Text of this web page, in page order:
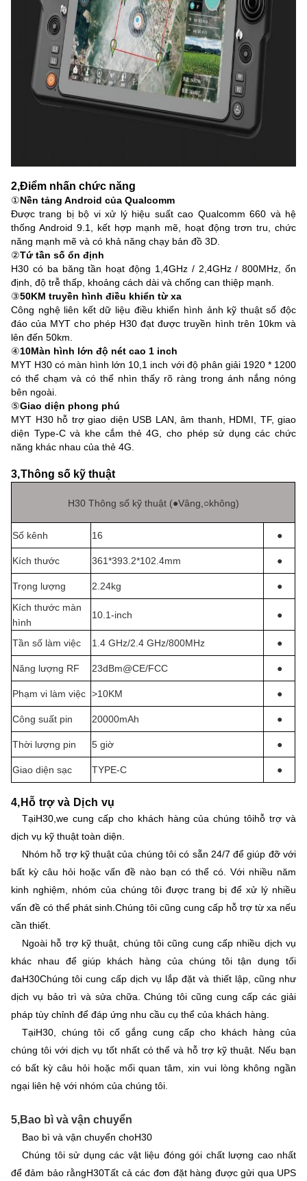
2,Điểm nhấn chức năng
①Nền tảng Android của Qualcomm
Được trang bị bộ vi xử lý hiệu suất cao Qualcomm 660 và hệ
thống Android 9.1, kết hợp mạnh mẽ, hoạt động trơn tru, chức
năng mạnh mẽ và có khả năng chạy bản đồ 3D.
②Tứ tần số ổn định
H30 có ba băng tần hoạt động 1,4GHz / 2,4GHz / 800MHz, ổn
định, độ trễ thấp, khoảng cách dài và chống can thiệp mạnh.
③50KM truyền hình điều khiển từ xa
Công nghệ liên kết dữ liệu điều khiển hình ảnh kỹ thuật số độc
đáo của MYT cho phép H30 đạt được truyền hình trên 10km và
lên đến 50km.
④10Màn hình lớn độ nét cao 1 inch
MYT H30 có màn hình lớn 10,1 inch với độ phân giải 1920 * 1200
có thể chạm và có thể nhìn thấy rõ ràng trong ánh nắng nóng
bên ngoài.
⑤Giao diện phong phú
MYT H30 hỗ trợ giao diện USB LAN, âm thanh, HDMI, TF, giao
diện Type-C và khe cắm thẻ 4G, cho phép sử dụng các chức
năng khác nhau của thẻ 4G.
3,Thông số kỹ thuật
H30 Thông số kỹ thuật (●Vâng, ○không)
Số kênh 16 ●
Kích thước 361*393.2*102.4mm ●
Trọng lượng 2.24kg
●
Kích thước màn
hình
10.1-inch ●
Tần số làm việc 1.4 GHz/2.4 GHz/800MHz ●
Năng lượng RF 23dBm@CE/FCC ●
Phạm vi làm việc >10KM ●
Công suất pin 20000mAh ●
Thời lượng pin 5 giờ ●
Giao diện sạc TYPE-C ●
4, Hỗ trợ và Dịch vụ
TạiH30 we cung cấp cho khách hàng của chúng tôihỗ trợ và
dịch vụ kỹ thuật toàn diện.
Nhóm hỗ trợ kỹ thuật của chúng tôi có sẵn 24/7 để giúp đỡ với
bất kỳ câu hỏi hoặc vấn đề nào bạn có thể có. Với nhiều năm
kinh nghiệm, nhóm của chúng tôi được trang bị để xử lý nhiều
vấn đề có thể phát sinh.Chúng tôi cũng cung cấp hỗ trợ từ xa nếu
cần thiết.
Ngoài hỗ trợ kỹ thuật, chúng tôi cũng cung cấp nhiều dịch vụ
khác nhau để giúp khách hàng của chúng tôi tận dụng tối
đaH30Chúng tôi cung cấp dịch vụ lắp đặt và thiết lập, cũng như
dịch vụ bảo trì và sửa chữa. Chúng tôi cũng cung cấp các giải
pháp tùy chỉnh để đáp ứng nhu cầu cụ thể của khách hàng.
TạiH30 , chúng tôi cố gắng cung cấp cho khách hàng của
chúng tôi với dịch vụ tốt nhất có thể và hỗ trợ kỹ thuật. Nếu bạn
có bất kỳ câu hỏi hoặc mối quan tâm, xin vui lòng không ngần
ngại liên hệ với nhóm của chúng tôi.
5,Bao bì và vận chuyển
Bao bì và vận chuyển choH30
Chúng tôi sử dụng các vật liệu đóng gói chất lượng cao nhất
để đảm bảo rằngH30Tất cả các đơn đặt hàng được gửi qua UPS